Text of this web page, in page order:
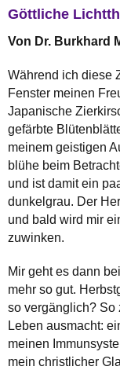
Göttliche
Von Dr. Burkhard
Während ich diese
Fenster meinen
Japanische
gefärbte
meinem geistigen
blühe beim
und ist damit ein
dunkelgrau. Der
und bald wird mir
zuwinken.
Mir geht es dann
mehr so gut.
so vergänglich? So
Leben ausmacht:
meinen
mein christlicher